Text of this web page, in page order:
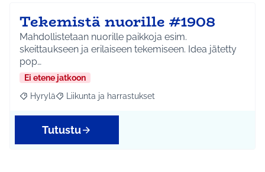
Tekemistä nuorille #1908
Mahdollistetaan nuorille paikkoja esim.
skeittaukseen ja erilaiseen tekemiseen. Idea jätetty
pop…
Ei etene jatkoon
Rajaa tulokset aihepiirin mukaan: Hyrylä
Hyrylä Rajaa tulokset teeman mukaan: Liikunta ja
Liikunta ja harrastukset
Tutustu